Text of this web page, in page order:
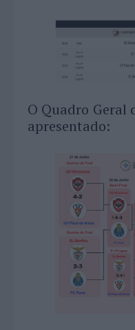
O Quadro Geral
apresentado: